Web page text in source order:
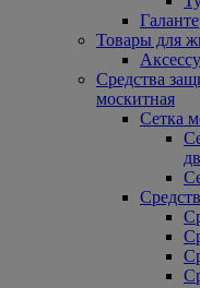
Товары для
Средства
москитная
Сетка